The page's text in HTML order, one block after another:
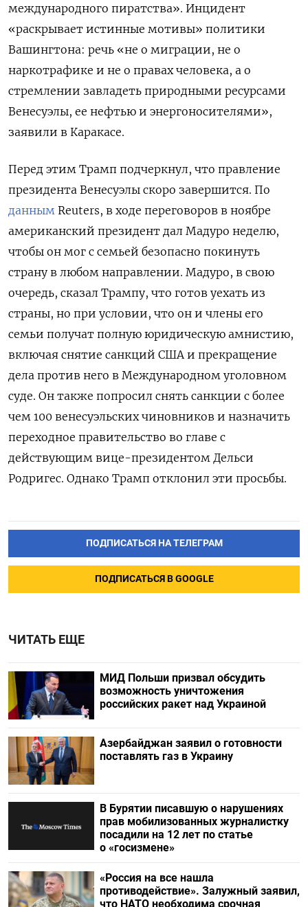
международного пиратства». Инцидент
«раскрывает истинные мотивы» политики
Вашингтона: речь «не о миграции, не о
наркотрафике и не о правах человека, а о
стремлении завладеть природными ресурсами
Венесуэлы, ее нефтью и энергоносителями»,
заявили в Каракасе.
Перед этим Трамп подчеркнул, что правление
президента Венесуэлы скоро завершится. По
данным Reuters, в ходе переговоров в ноябре
американский президент дал Мадуро неделю,
чтобы он мог с семьей безопасно покинуть
страну в любом направлении. Мадуро, в свою
очередь, сказал Трампу, что готов уехать из
страны, но при условии, что он и члены его
семьи получат полную юридическую амнистию,
включая снятие санкций США и прекращение
дела против него в Международном уголовном
суде. Он также попросил снять санкции с более
чем 100 венесуэльских чиновников и назначить
переходное правительство во главе с
действующим вице-президентом Дельси
Родригес. Однако Трамп отклонил эти просьбы.
ПОДПИСАТЬСЯ НА ТЕЛЕГРАМ
ПОДПИСАТЬСЯ В GOOGLE
ЧИТАТЬ ЕЩЕ
МИД Польши призвал обсудить
возможность уничтожения
российских ракет над Украиной
Азербайджан заявил о готовности
поставлять газ в Украину
В Бурятии писавшую о нарушениях
прав мобилизованных журналистку
посадили на 12 лет по статье
о «госизмене»
«Россия на все нашла
противодействие». Залужный заявил,
что НАТО необходима срочная